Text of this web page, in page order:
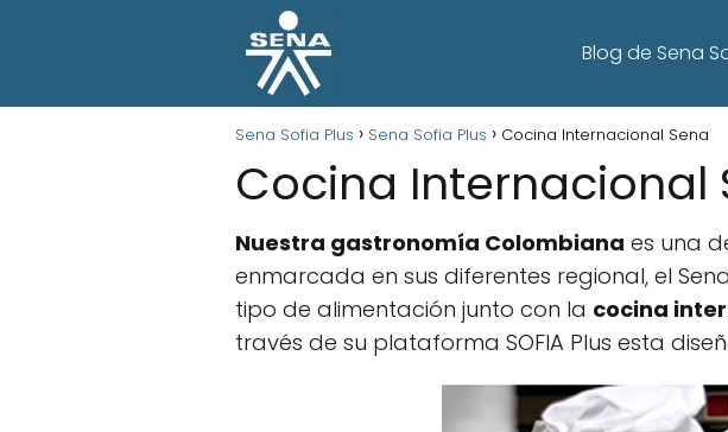
Blog de Sena
Sena Sofia Plus Sena Sofia Plus Cocina Internacional Sena
Cocina Internacional
Nuestra gastronomía Colombiana es una
enmarcada en sus diferentes regional, el
tipo de alimentación junto con la cocina
través de su plataforma SOFIA Plus esta